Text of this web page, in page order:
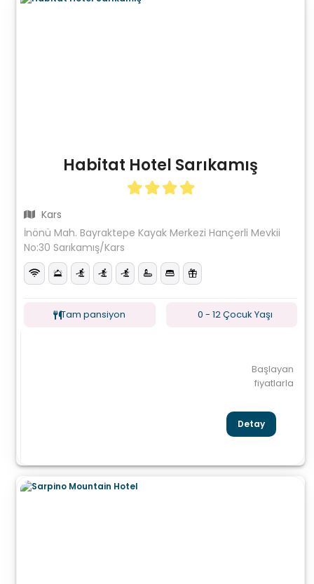
Habitat Hotel Sarıkamış
Kars
İnönü Mah. Bayraktepe Kayak Merkezi Hançerli Mevkii
No:30 Sarıkamış/Kars
Tam pansiyon 0 - 12 Çocuk Yaşı
Başlayan
fiyatlarla
Detay